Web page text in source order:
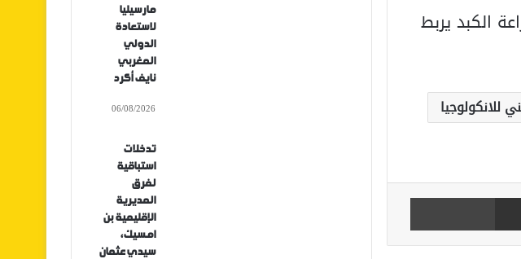
الكبد يربط
للانكولوجيا
مشاركة عبر البريد
مارسيليا
لاستعادة
الدولي
المغربي
نايف أكرد
06/08/2026
تدخلات
استباقية
لفرق
المديرية
الإقليمية بن
امسيك،
سيدي عثمان